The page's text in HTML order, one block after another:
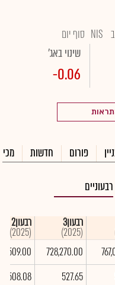
NIS סוף יום
שינוי באג'
-0.06
פורום חדשות
רבעוניים
רבעון3
(2025)
רבעון2
(2025)
728,270.00
527.65
508.08